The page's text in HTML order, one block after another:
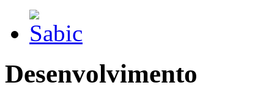
Desenvolvimento